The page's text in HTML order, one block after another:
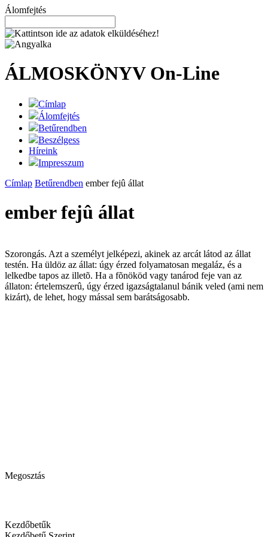
Álomfejtés
ÁLMOSKÖNYV On-Line
Címlap
Álomfejtés
Betűrendben
Beszélgess
Híreink
Impresszum
Címlap Betűrendben ember fejû állat
ember fejû állat
Szorongás. Azt a személyt jelképezi, akinek az arcát látod az állat
testén. Ha üldöz az állat: úgy érzed folyamatosan megaláz, és a
lelkedbe tapos az illetõ. Ha a fõnököd vagy tanárod feje van az
állaton: értelemszerû, úgy érzed igazságtalanul bánik veled (ami nem
kizárt), de lehet, hogy mással sem barátságosabb.
Megosztás
Kezdőbetűk